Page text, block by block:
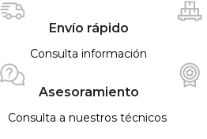
Envío rápido
Consulta información
Asesoramiento
Consulta a nuestros técnicos